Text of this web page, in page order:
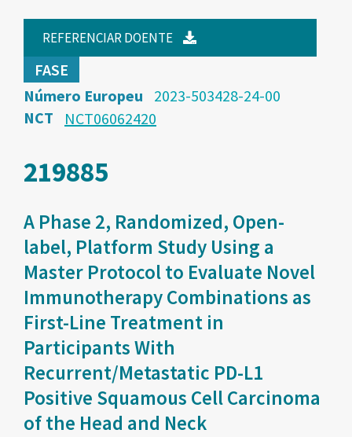
REFERENCIAR DOENTE
FASE
Número Europeu
2023-503428-24-00
NCT
NCT06062420
219885
A Phase 2, Randomized, Open-
label, Platform Study Using a
Master Protocol to Evaluate Novel
Immunotherapy Combinations as
First-Line Treatment in
Participants With
Recurrent/Metastatic PD-L1
Positive Squamous Cell Carcinoma
of the Head and Neck